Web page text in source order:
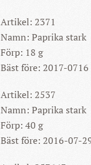
Artikel: 2371
Namn: Paprika stark
Förp: 18 g
Bäst före: 2017-0716
Artikel: 2537
Namn: Paprika stark
Förp: 40 g
Bäst före: 2016-07-